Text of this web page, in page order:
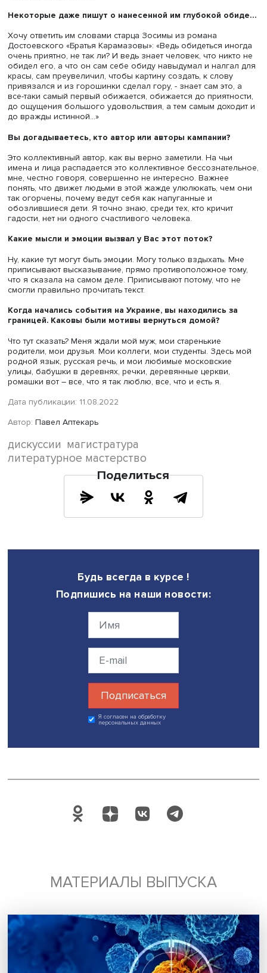
Вся мировая классика в сущности – об одном.
О чем же?
О милосердии. «Братцы, помилосердствуйте!» –
из «После бала». Страшный рассказ и очень точный.
Призванные казнить не могут остановиться, и вот они
бьют, пока спина несчастного солдата не
кровавое месиво. «Остановись. Прояви милость», -- об
писали и Гоголь, и Достоевский, и Тургенев, и
Солженицын, да все. «Я брат твой», - вот единственная
членораздельная фраза, которую произнес Акакий
Акакиевич в «Шинели». И сегодня многие современные
авторы действуют в русле той же традиции, та же
Абгарян, Михаил Шишкин, Людмила Улицкая, Людмила
Петрушевская, Виктор Ремизов да много, много кто
Можно читать современников. Отказываясь от чтения,
метода познания мира, метода осознания собственных
доходчивое, наглядное, в красках и картинках
рода человеческого, принцип любви.
Кроме того, люди, активно продвигающие в
ценность русской культуры, как оказалось, не
понять написанное на родном языке.
понимать оттенки смыслов, интонацию, спрятанную в
иронию, улыбку, надо быть грамотным и начитанным
человеком, вот и все.
Достоевского «Братья Карамазовы»: «Ведь обидеться
обидел его, а что он сам себе обиду навыдумал и
красы, сам преувеличил, чтобы картину создать, к
привязался и из горошинки сделал гору, - знает сам
все-таки самый первый обижается, обижается до
до ощущения большого удовольствия, а тем самым
до вражды истинной...»
мне, честно говоря, совершенно не интересно. Важнее
понять, что движет людьми в этой жажде улюлюкать,
так огорчены, почему ведут себя как напуганные и
обозлившиеся дети. Я точно знаю, среди тех, кто
гадости, нет ни одного счастливого человека.
Какие мысли и эмоции вызвал у Вас этот поток?
Ну, какие тут могут быть эмоции. Могу только вздыхать.
приписывают высказывание, прямо противоположное
что я сказала на самом деле. Приписывают потому, что
смогли правильно прочитать текст.
Когда начались события на Украине, вы находились
родители, мои друзья. Мои коллеги, мои студенты.
ромашки вот – все, что я так люблю, все, что и есть я.
дискуссии магистратура
Поделиться